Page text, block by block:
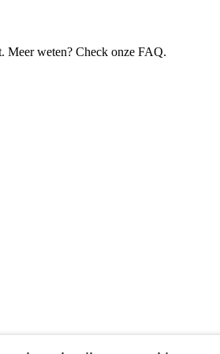
Meer weten? Check onze FAQ.